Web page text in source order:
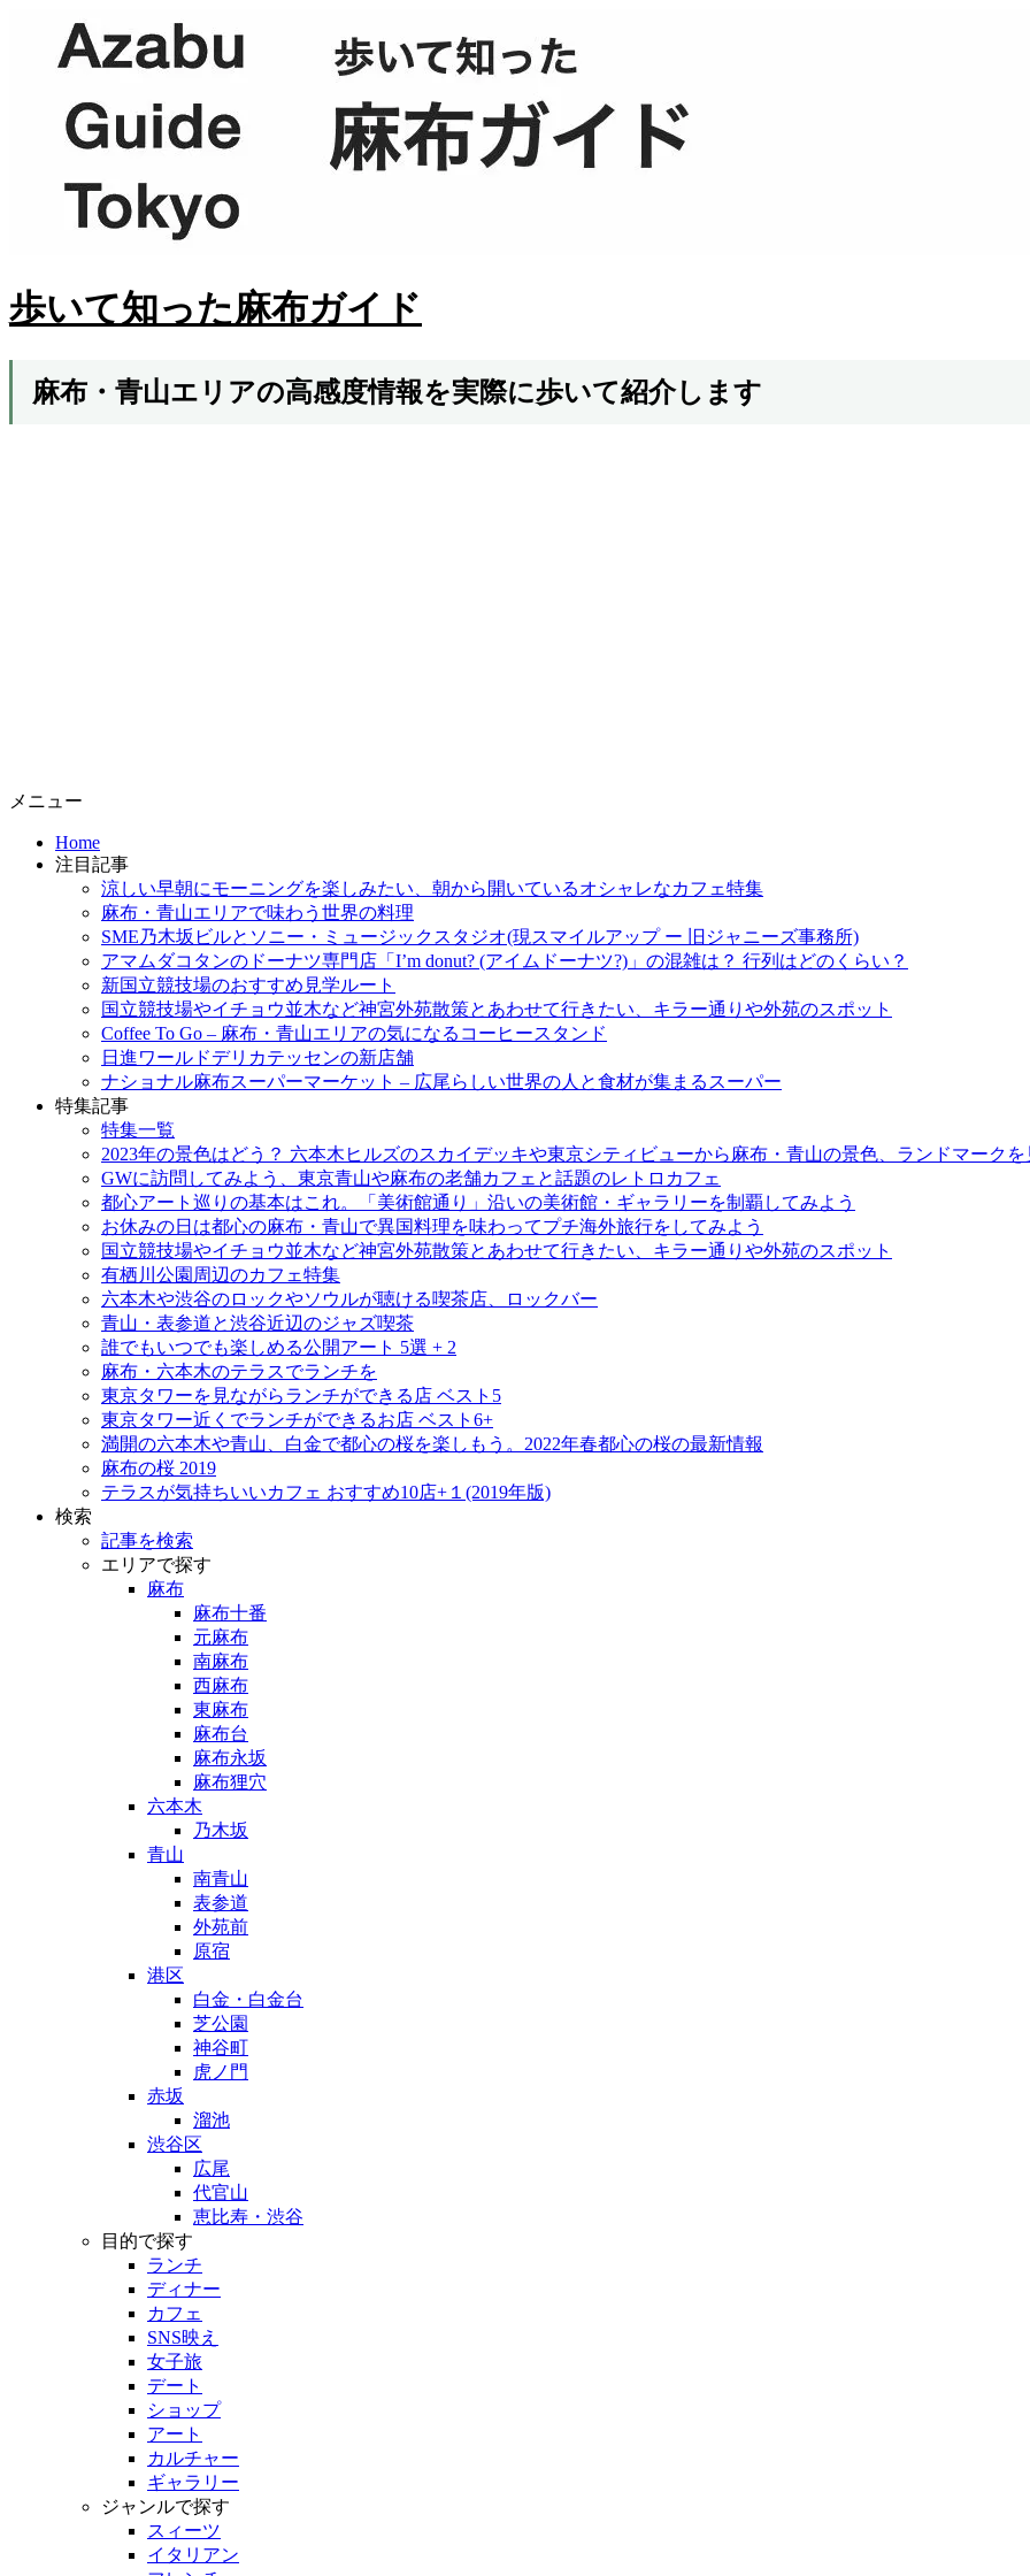
歩いて知った麻布ガイド
麻布・青山エリアの高感度情報を実際に歩いて紹介します
メニュー
テ
ン
ツ
へ
ス
キ
ッ
プ
Home
注目記事
涼しい早朝にモーニングを楽しみたい、朝から開いているオシャレなカフェ特集
麻布・青山エリアで味わう世界の料理
SME乃木坂ビルとソニー・ミュージックスタジオ(現スマイルアップ ー 旧ジャニーズ事務所)
アマムダコタンのドーナツ専門店「I’m donut? (アイムドーナツ?)」の混雑は？ 行列はどのくらい？
新国立競技場のおすすめ見学ルート
国立競技場やイチョウ並木など神宮外苑散策とあわせて行きたい、キラー通りや外苑のスポット
Coffee To Go – 麻布・青山エリアの気になるコーヒースタンド
日進ワールドデリカテッセンの新店舗
ナショナル麻布スーパーマーケット – 広尾らしい世界の人と食材が集まるスーパー
特集記事
特集一覧
2023年の景色はどう？ 六本木ヒルズのスカイデッキや東京シティビューから麻布・青山の景色、ランドマークを
GWに訪問してみよう、東京青山や麻布の老舗カフェと話題のレトロカフェ
都心アート巡りの基本はこれ。「美術館通り」沿いの美術館・ギャラリーを制覇してみよう
お休みの日は都心の麻布・青山で異国料理を味わってプチ海外旅行をしてみよう
国立競技場やイチョウ並木など神宮外苑散策とあわせて行きたい、キラー通りや外苑のスポット
有栖川公園周辺のカフェ特集
六本木や渋谷のロックやソウルが聴ける喫茶店、ロックバー
青山・表参道と渋谷近辺のジャズ喫茶
誰でもいつでも楽しめる公開アート 5選 + 2
麻布・六本木のテラスでランチを
東京タワーを見ながらランチができる店 ベスト5
東京タワー近くでランチができるお店 ベスト6+
満開の六本木や青山、白金で都心の桜を楽しもう。2022年春都心の桜の最新情報
麻布の桜 2019
テラスが気持ちいいカフェ おすすめ10店+１(2019年版)
検索
記事を検索
エリアで探す
麻布
麻布十番
元麻布
南麻布
西麻布
東麻布
麻布台
麻布永坂
麻布狸穴
六本木
乃木坂
青山
南青山
表参道
外苑前
原宿
港区
白金・白金台
芝公園
神谷町
虎ノ門
赤坂
溜池
渋谷区
広尾
代官山
恵比寿・渋谷
目的で探す
ランチ
ディナー
カフェ
SNS映え
女子旅
デート
ショップ
アート
カルチャー
ギャラリー
ジャンルで探す
スィーツ
イタリアン